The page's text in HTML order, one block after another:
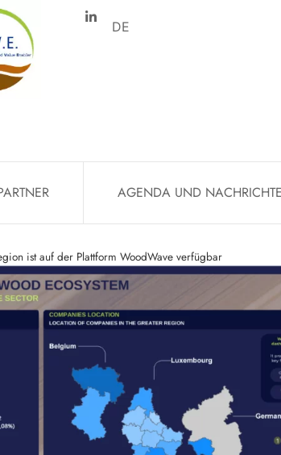
DE
AGENDA UND
ist auf der Plattform WoodWave verfügbar